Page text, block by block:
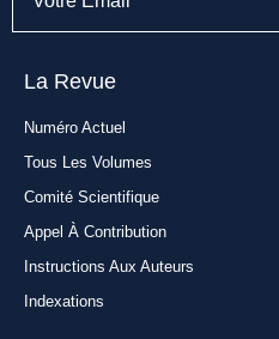
La Revue
Numéro Actuel
Tous Les Volumes
Comité Scientifique
Appel À Contribution
Instructions Aux Auteurs
Indexations